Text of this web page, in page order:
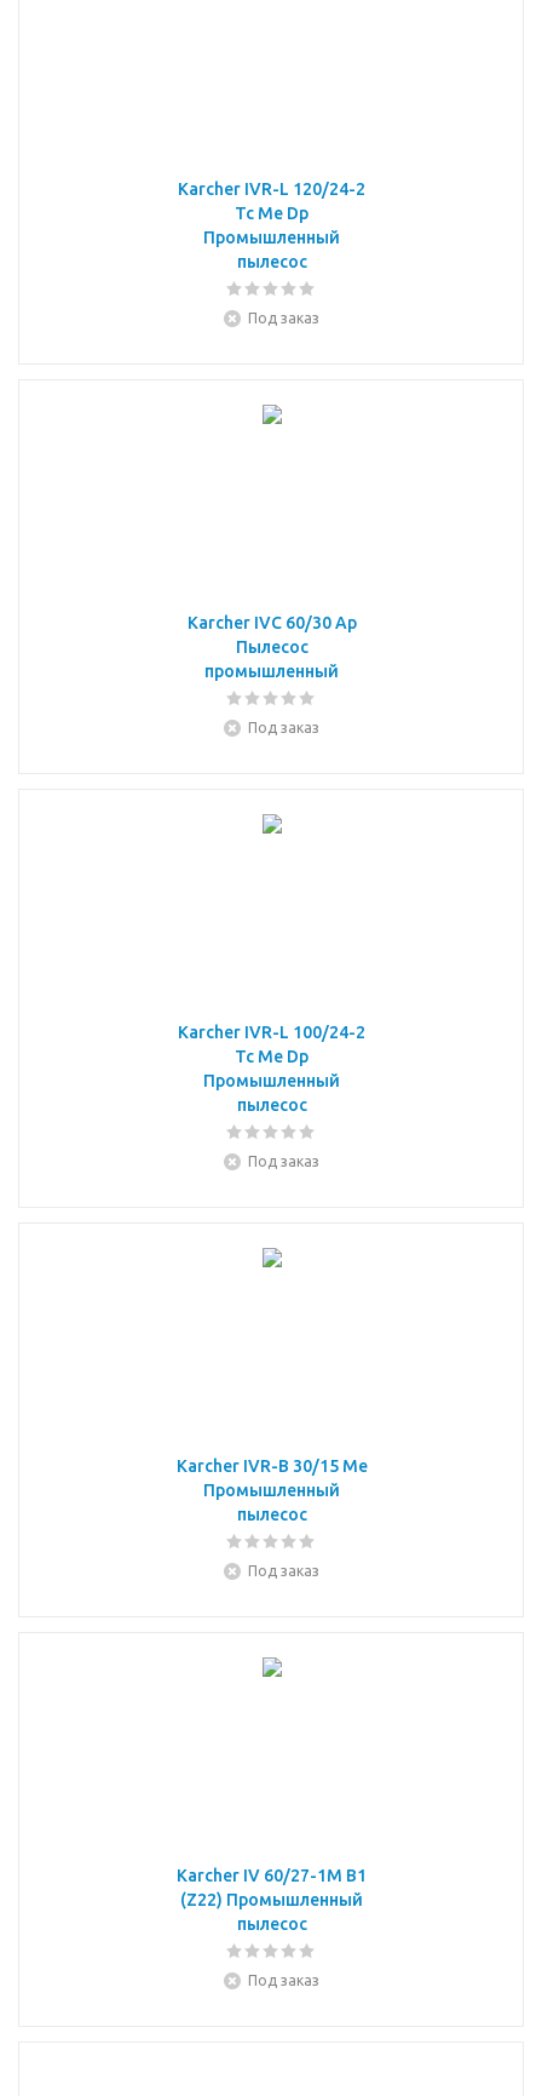
Karcher IVR-L 120/24-2
Tc Me Dp
Промышленный
пылесос
Под заказ
Karcher IVC 60/30 Ap
Пылесос
промышленный
Под заказ
Karcher IVR-L 100/24-2
Tc Me Dp
Промышленный
пылесос
Под заказ
Karcher IVR-B 30/15 Me
Промышленный
пылесос
Под заказ
Karcher IV 60/27-1M B1
(Z22) Промышленный
пылесос
Под заказ